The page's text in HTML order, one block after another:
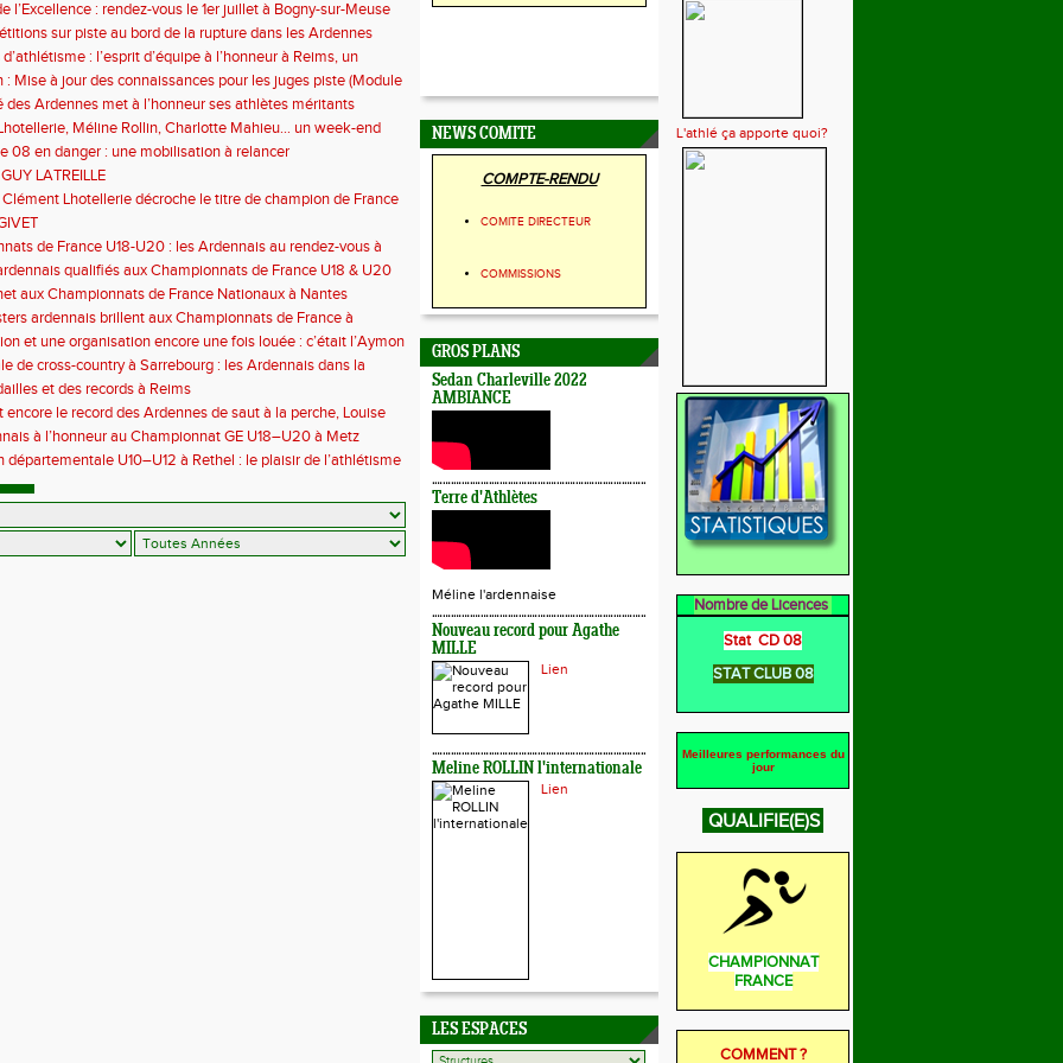
l’Excellence : rendez-vous le 1er juillet à Bogny-sur-Meuse
sur piste au bord de la rupture dans les Ardennes
: l’esprit d’équipe à l’honneur à Reims, un
la sédentarité des jeunes
: Mise à jour des connaissances pour les juges piste (Module
des Ardennes met à l’honneur ses athlètes méritants
Méline Rollin, Charlotte Mahieu… un week-end
les coureurs ardennais
08 en danger : une mobilisation à relancer
LATREILLE
Lhotellerie décroche le titre de champion de France
country
de France U18-U20 : les Ardennais au rendez-vous à
qualifiés aux Championnats de France U18 & U20
aux Championnats de France Nationaux à Nantes
ardennais brillent aux Championnats de France à
et une organisation encore une fois louée : c’était l’Aymon
de cross-country à Sarrebourg : les Ardennais dans la
la fête !et des records à Reims
encore le record des Ardennes de saut à la perche, Louise
championnats de France
à l’honneur au Championnat GE U18–U20 à Metz
départementale U10–U12 à Rethel : le plaisir de l’athlétisme
NEWS COMITE
COMPTE-RENDU
COMITE DIRECTEUR
COMMISSIONS
GROS PLANS
Sedan Charleville 2022
AMBIANCE
Terre d'Athlètes
Méline l'ardennaise
Nouveau record pour Agathe
MILLE
Lien
Meline ROLLIN l'internationale
Lien
LES ESPACES
L'athlé ça apporte quoi?
Nombre de Licences
Stat CD 08
STAT CLUB 08
Meilleures performances du
jour
QUALIFIE(E)S
CHAMPIONNAT
FRANCE
COMMENT ?